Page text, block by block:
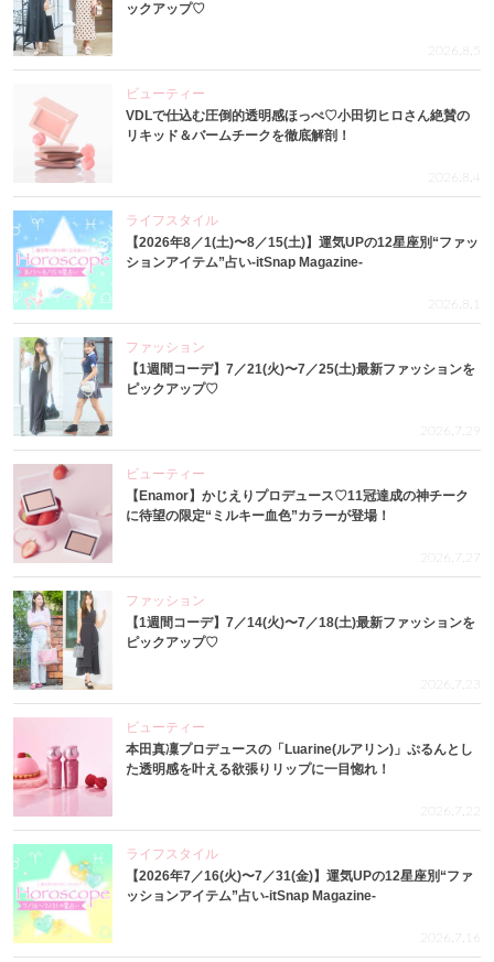
ックアップ♡
2026.8.5
ビューティー
VDLで仕込む圧倒的透明感ほっぺ♡小田切ヒロさん絶賛の
リキッド＆バームチークを徹底解剖！
2026.8.4
ライフスタイル
【2026年8／1(土)〜8／15(土)】運気UPの12星座別“ファッ
ションアイテム”占い-itSnap Magazine-
2026.8.1
ファッション
【1週間コーデ】7／21(火)〜7／25(土)最新ファッションを
ピックアップ♡
2026.7.29
ビューティー
【Enamor】かじえりプロデュース♡11冠達成の神チーク
に待望の限定“ミルキー血色”カラーが登場！
2026.7.27
ファッション
【1週間コーデ】7／14(火)〜7／18(土)最新ファッションを
ピックアップ♡
2026.7.23
ビューティー
本田真凜プロデュースの「Luarine(ルアリン)」ぷるんとし
た透明感を叶える欲張りリップに一目惚れ！
2026.7.22
ライフスタイル
【2026年7／16(火)〜7／31(金)】運気UPの12星座別“ファ
ッションアイテム”占い-itSnap Magazine-
2026.7.16